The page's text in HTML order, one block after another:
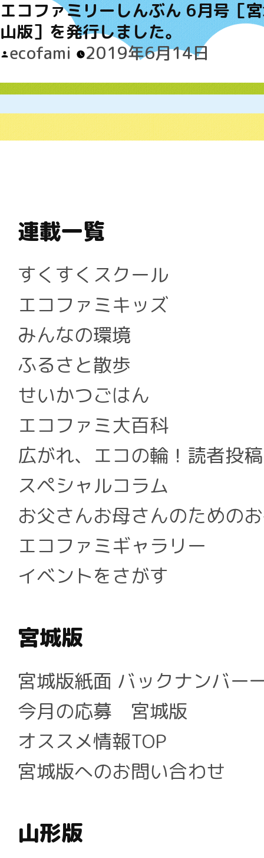
エコファミリーしんぶん 6月号［
山版］を発行しました。
Posted
ecofami 2019年6月14日
連載一覧
すくすくスクール
エコファミキッズ
みんなの環境
ふるさと散歩
せいかつごはん
エコファミ大百科
広がれ、エコの輪！読者投
スペシャルコラム
お父さんお母さんのための
エコファミギャラリー
イベントをさがす
宮城版
宮城版紙面 バックナンバー
今月の応募 宮城版
オススメ情報TOP
宮城版へのお問い合わせ
山形版